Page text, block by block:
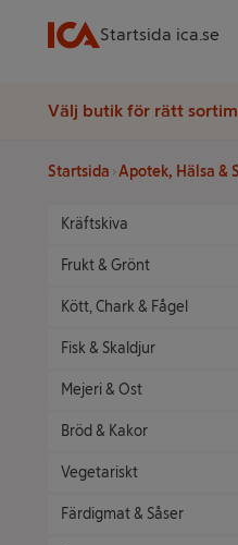
Startsida ica.se
Välj butik för rätt
Startsida Apotek, Hälsa &
Kräftskiva
Frukt & Grönt
Kött, Chark & Fågel
Fisk & Skaldjur
Mejeri & Ost
Bröd & Kakor
Vegetariskt
Färdigmat & Såser